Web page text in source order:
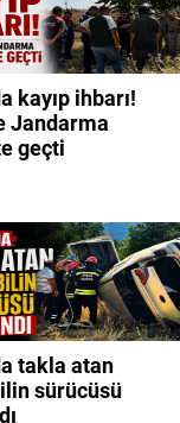
kayıp ihbarı!
Jandarma
geçti
takla atan
sürücüsü